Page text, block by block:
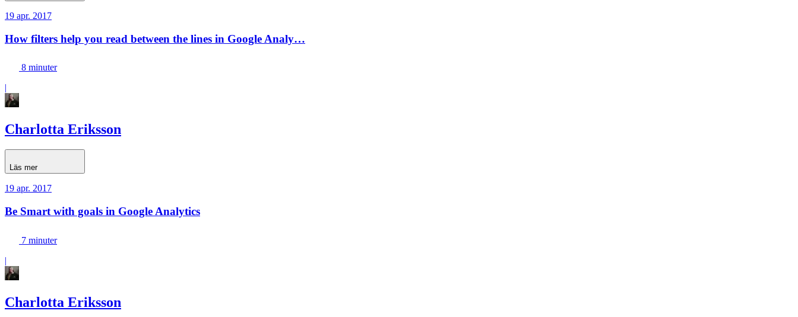
19 apr. 2017
How filters help you read between the lines in Google Analy…
8 minuter
|
Charlotta Eriksson
Läs mer
19 apr. 2017
Be Smart with goals in Google Analytics
7 minuter
|
Charlotta Eriksson